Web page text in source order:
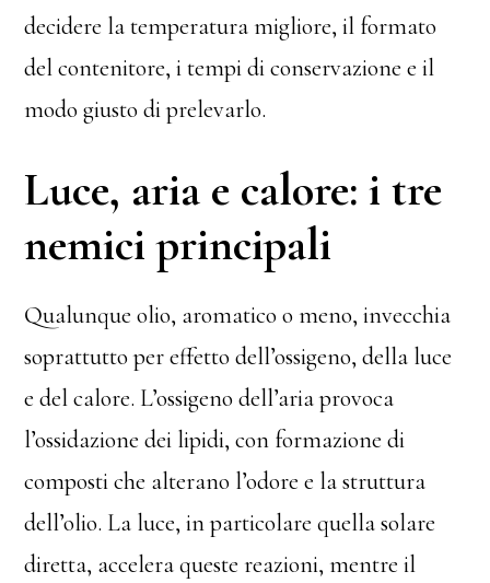
decidere la temperatura migliore, il formato
del contenitore, i tempi di conservazione e il
modo giusto di prelevarlo.
Luce, aria e calore: i tre
nemici principali
Qualunque olio, aromatico o meno, invecchia
soprattutto per effetto dell’ossigeno, della luce
e del calore. L’ossigeno dell’aria provoca
l’ossidazione dei lipidi, con formazione di
composti che alterano l’odore e la struttura
dell’olio. La luce, in particolare quella solare
diretta, accelera queste reazioni, mentre il